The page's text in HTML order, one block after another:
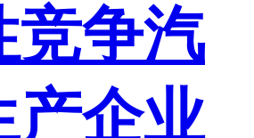
竞争汽
产企业